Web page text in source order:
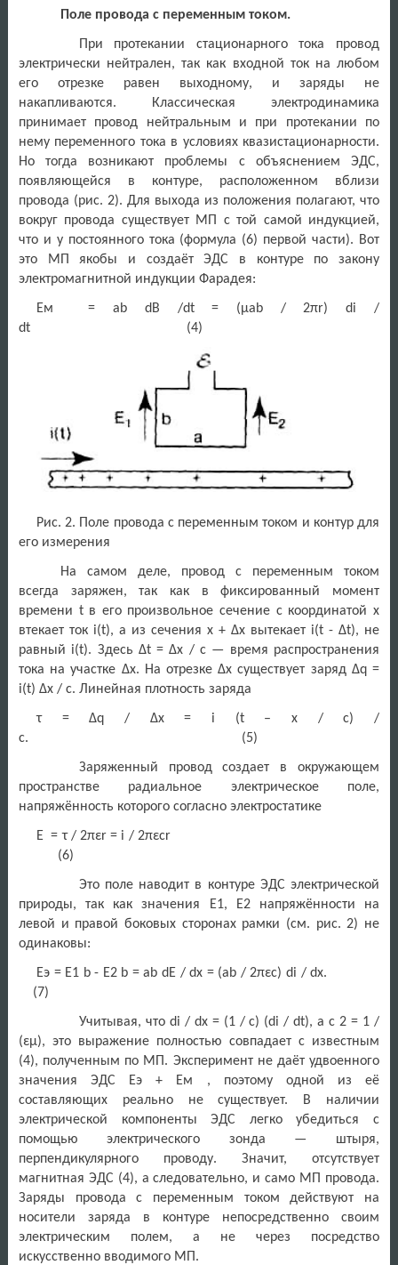
Поле провода с переменным током.
При протекании стационарного тока провод
электрически нейтрален, так как входной ток на любом
его отрезке равен выходному, и заряды не
накапливаются. Классическая электродинамика
принимает провод нейтральным и при протекании по
нему переменного тока в условиях квазистационарности.
Но тогда возникают проблемы с объяснением ЭДС,
появляющейся в контуре, расположенном вблизи
провода (рис. 2). Для выхода из положения полагают, что
вокруг провода существует МП с той самой индукцией,
что и у постоянного тока (формула (6) первой части). Вот
это МП якобы и создаёт ЭДС в контуре по закону
электромагнитной индукции Фарадея:
Eм = ab dB /dt = (μab / 2πr) di /
dt (4)
Рис. 2. Поле провода с переменным током и контур для
его измерения
На самом деле, провод с переменным током
всегда заряжен, так как в фиксированный момент
времени t в его произвольное сечение с координатой х
втекает ток i(t), а из сечения х + Δх вытекает i(t - Δt), не
равный i(t). Здесь Δt = Δх / с — время распространения
тока на участке Δх. На отрезке Δх существует заряд Δq =
i(t) Δx / c. Линейная плотность заряда
τ = Δq / Δx = i (t – х / с) /
с. (5)
Заряженный провод создает в окружающем
пространстве радиальное электрическое поле,
напряжённость которого согласно электростатике
E = τ / 2πεr = i / 2πεcr
(6)
Это поле наводит в контуре ЭДС электрической
природы, так как значения Е1, Е2 напряжённости на
левой и правой боковых сторонах рамки (см. рис. 2) не
одинаковы:
Eэ = Е1 b - Е2 b = ab dE / dx = (ab / 2πεc) di / dx.
(7)
Учитывая, что di / dx = (1 / c) (di / dt), а с 2 = 1 /
(εμ), это выражение полностью совпадает с известным
(4), полученным по МП. Эксперимент не даёт удвоенного
значения ЭДС Eэ + Eм , поэтому одной из её
составляющих реально не существует. В наличии
электрической компоненты ЭДС легко убедиться с
помощью электрического зонда — штыря,
перпендикулярного проводу. Значит, отсутствует
магнитная ЭДС (4), а следовательно, и само МП провода.
Заряды провода с переменным током действуют на
носители заряда в контуре непосредственно своим
электрическим полем, а не через посредство
искусственно вводимого МП.